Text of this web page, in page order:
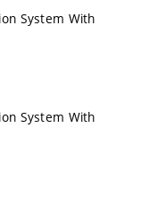
System With
System With